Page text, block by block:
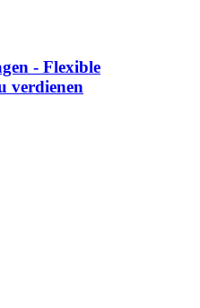
- Flexible
verdienen